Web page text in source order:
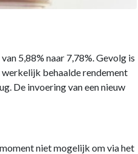
5,88% naar 7,78%. Gevolg is
behaalde rendement
De invoering van een nieuw
niet mogelijk om via het